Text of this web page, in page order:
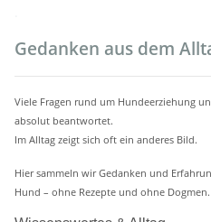
Gedanken aus dem
Viele Fragen rund um Hundeerziehung
absolut beantwortet.
Im Alltag zeigt sich oft ein anderes Bild.
Hier sammeln wir Gedanken und
Hund – ohne Rezepte und ohne Dogmen.